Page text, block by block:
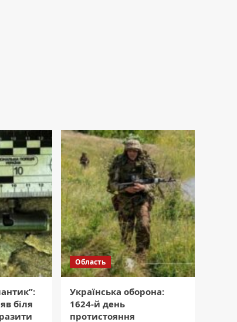
біля
Область
Українська оборона:
1624-й день
протистояння